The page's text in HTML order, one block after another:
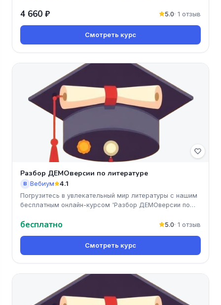
4 660 ₽ 5.0· 1 отзыв
Смотреть курс
Разбор ДЕМОверсии по литературе
В Вебиум 4.1
Погрузитесь в увлекательный мир литературы с нашим
бесплатным онлайн-курсом 'Разбор ДЕМОверсии по
бесплатно 5.0· 1 отзыв
Смотреть курс